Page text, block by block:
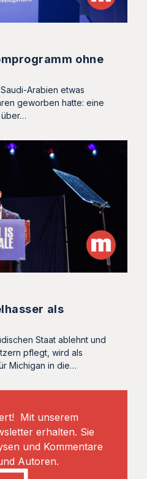
ohne
Arabien etwas
geworben hatte: eine
über…
als
Staat ablehnt und
pflegt, wird als
Michigan in die…
Mit unserem
erhalten. Sie
und Kommentare
Autoren.